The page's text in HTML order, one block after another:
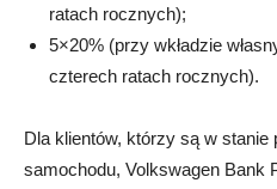
ratach rocznych);
5×20% (przy wkładzie
czterech ratach rocznych).
Dla klientów, którzy są w
samochodu, Volkswagen Bank